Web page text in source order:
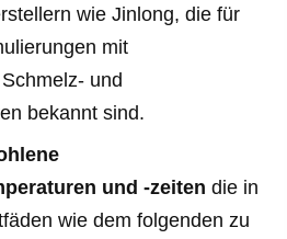
wie Jinlong, die für
mit
und
bekannt sind.
und -zeiten die in
wie dem folgenden zu